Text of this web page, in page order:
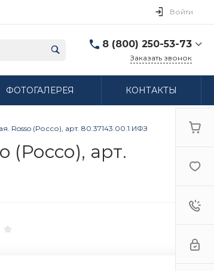
Войти
8 (800) 250-53-73
г. Нижний Новгород,
Выходной
Заказать звонок
ФОТОГАЛЕРЕЯ КОНТАКТЫ
(Россо), арт. 80.37143.00.1 ИФЗ
(Россо), арт.